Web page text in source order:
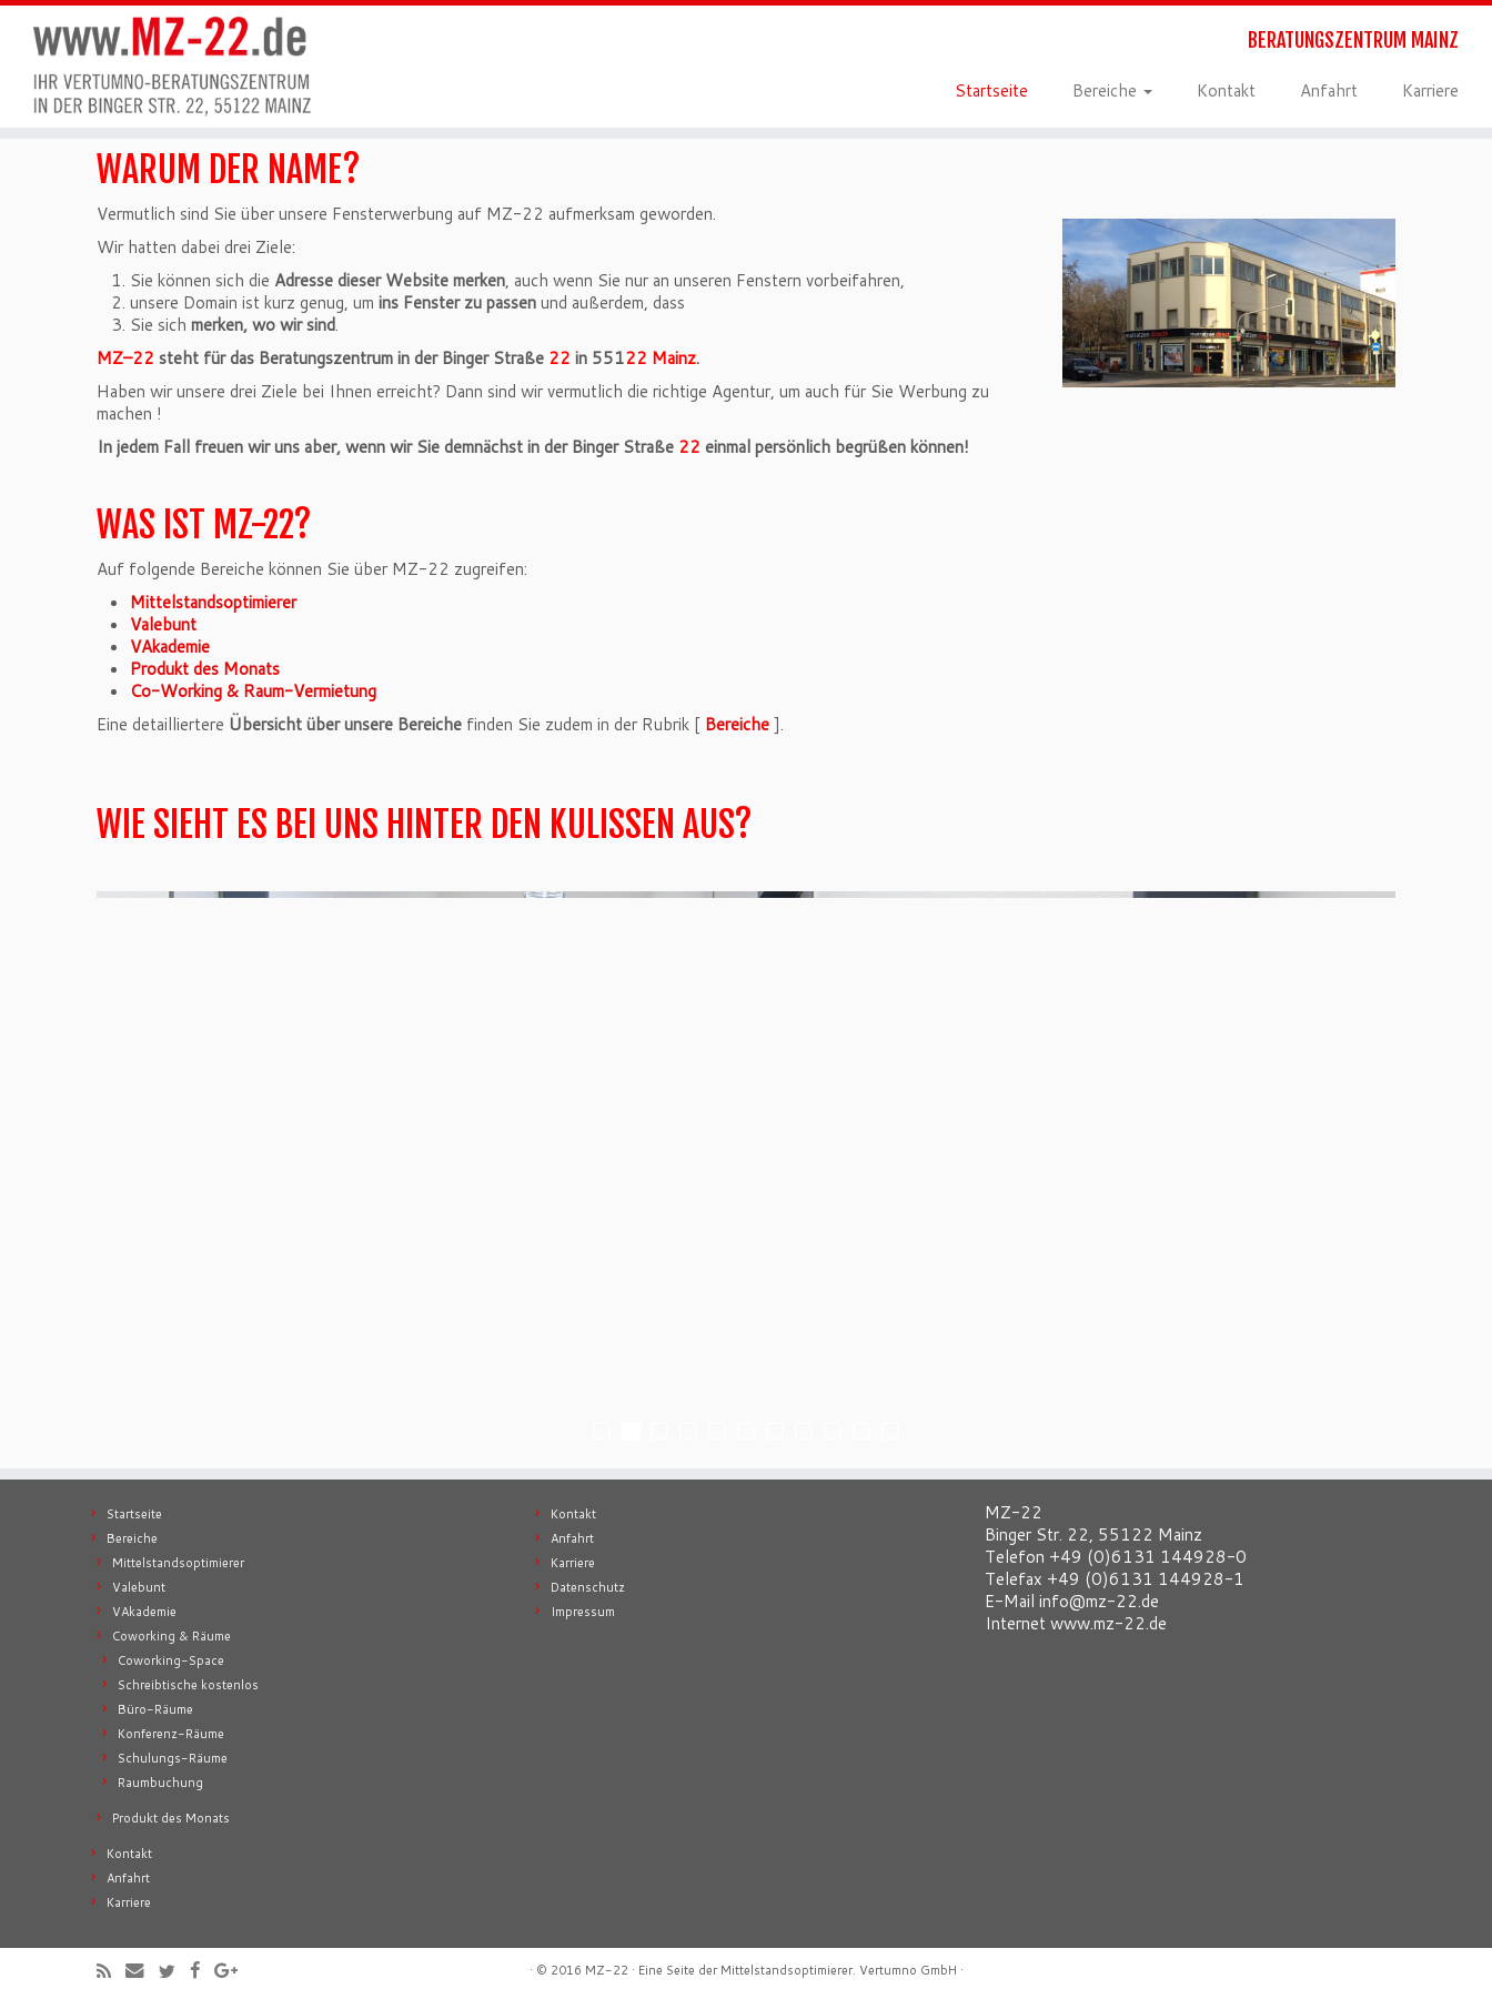
BERATUNGSZENTRUM MAINZ
Startseite Bereiche Kontakt Anfahrt Karriere
WARUM DER NAME?
Vermutlich sind Sie über unsere Fensterwerbung auf MZ-22 aufmerksam geworden.
Wir hatten dabei drei Ziele:
Sie können sich die Adresse dieser Website merken, auch wenn Sie nur an unseren Fenstern vorbeifahren,
unsere Domain ist kurz genug, um ins Fenster zu passenund außerdem, dass
Sie sich merken, wo wir sind.
MZ–22 steht für das Beratungszentrum in der Binger Straße 22 in 55122 Mainz.
Haben wir unsere drei Ziele bei Ihnen erreicht? Dann sind wir vermutlich die richtige Agentur, um auch für Sie Werbung zu
machen !
In jedem Fall freuen wir uns aber, wenn wir Sie demnächst in der Binger Straße 22 einmal persönlich begrüßen können!
WAS IST MZ-22?
Auf folgende Bereiche können Sie über MZ-22 zugreifen:
Mittelstandsoptimierer
Valebunt
VAkademie
Produkt des Monats
Co-Working & Raum-Vermietung
Eine detailliertere Übersicht über unsere Bereiche finden Sie zudem in der Rubrik [ Bereiche].
WIE SIEHT ES BEI UNS HINTER DEN KULISSEN AUS?
Startseite
Bereiche
Mittelstandsoptimierer
Valebunt
VAkademie
Coworking & Räume
Coworking-Space
Schreibtische kostenlos
Büro-Räume
Konferenz-Räume
Schulungs-Räume
Raumbuchung
Produkt des Monats
Kontakt
Anfahrt
Karriere
Kontakt
Anfahrt
Karriere
Datenschutz
Impressum
MZ-22
Binger Str. 22, 55122 Mainz
Telefon +49 (0)6131 144928-0
Telefax +49 (0)6131 144928-1
E-Mail info@mz-22.de
Internet www.mz-22.de
· © 2016 MZ-22 · Eine Seite der Mittelstandsoptimierer. Vertumno GmbH ·